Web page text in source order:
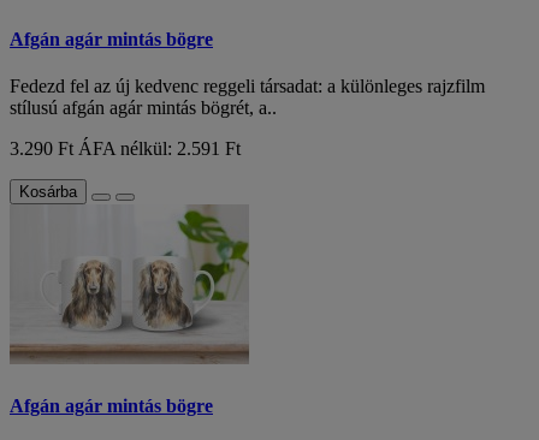
Afgán agár mintás bögre
Fedezd fel az új kedvenc reggeli társadat: a különleges rajzfilm
stílusú afgán agár mintás bögrét, a..
3.290 Ft ÁFA nélkül: 2.591 Ft
Kosárba
Afgán agár mintás bögre